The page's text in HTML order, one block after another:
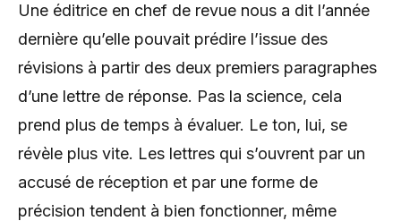
Une éditrice en chef de revue nous a dit l’année
dernière qu’elle pouvait prédire l’issue des
révisions à partir des deux premiers paragraphes
d’une lettre de réponse. Pas la science, cela
prend plus de temps à évaluer. Le ton, lui, se
révèle plus vite. Les lettres qui s’ouvrent par un
accusé de réception et par une forme de
précision tendent à bien fonctionner, même